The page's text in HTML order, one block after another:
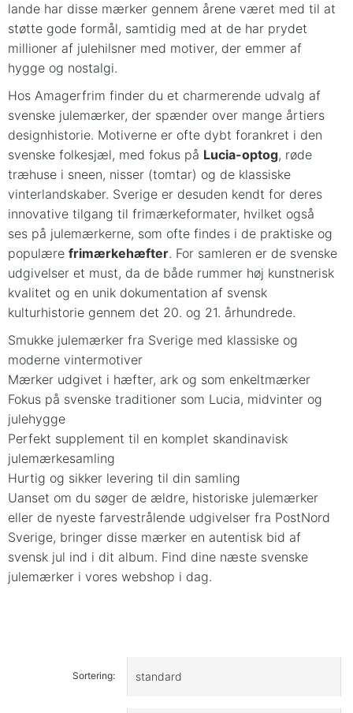
lande har disse mærker gennem årene været med til at
støtte gode formål, samtidig med at de har prydet
millioner af julehilsner med motiver, der emmer af
hygge og nostalgi.
Hos Amagerfrim finder du et charmerende udvalg af
svenske julemærker, der spænder over mange årtiers
designhistorie. Motiverne er ofte dybt forankret i den
svenske folkesjæl, med fokus på Lucia-optog, røde
træhuse i sneen, nisser (tomtar) og de klassiske
vinterlandskaber. Sverige er desuden kendt for deres
innovative tilgang til frimærkeformater, hvilket også
ses på julemærkerne, som ofte findes i de praktiske og
populære frimærkehæfter. For samleren er de svenske
udgivelser et must, da de både rummer høj kunstnerisk
kvalitet og en unik dokumentation af svensk
kulturhistorie gennem det 20. og 21. århundrede.
Smukke julemærker fra Sverige med klassiske og
moderne vintermotiver
Mærker udgivet i hæfter, ark og som enkeltmærker
Fokus på svenske traditioner som Lucia, midvinter og
julehygge
Perfekt supplement til en komplet skandinavisk
julemærkesamling
Hurtig og sikker levering til din samling
Uanset om du søger de ældre, historiske julemærker
eller de nyeste farvestrålende udgivelser fra PostNord
Sverige, bringer disse mærker en autentisk bid af
svensk jul ind i dit album. Find dine næste svenske
julemærker i vores webshop i dag.
Sortering: